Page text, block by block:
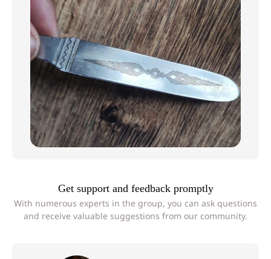
Get support and feedback promptly
With numerous experts in the group, you can ask questions
and receive valuable suggestions from our community.